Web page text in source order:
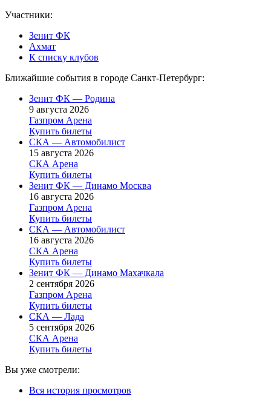
Участники:
Зенит ФК
Ахмат
К списку клубов
Ближайшие события в городе Санкт-Петербург:
Зенит ФК — Родина
9 августа 2026
Газпром Арена
Купить билеты
СКА — Автомобилист
15 августа 2026
СКА Арена
Купить билеты
Зенит ФК — Динамо Москва
16 августа 2026
Газпром Арена
Купить билеты
СКА — Автомобилист
16 августа 2026
СКА Арена
Купить билеты
Зенит ФК — Динамо Махачкала
2 сентября 2026
Газпром Арена
Купить билеты
СКА — Лада
5 сентября 2026
СКА Арена
Купить билеты
Вы уже смотрели:
Вся история просмотров